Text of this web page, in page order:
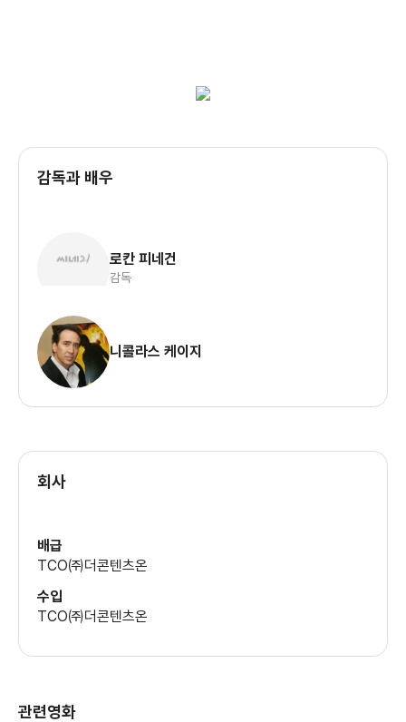
감독과 배우
로칸 피네건
감독
니콜라스 케이지
회사
배급
TCO㈜더콘텐츠온
수입
TCO㈜더콘텐츠온
관련영화